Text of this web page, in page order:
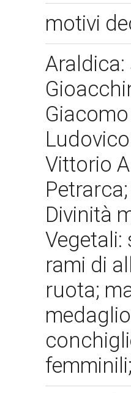
motivi
Araldica:
Vittorio
Divinità
Vegetali:
rami di
ruota;